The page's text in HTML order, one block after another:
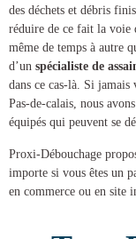
des déchets et débris
réduire de ce fait la voie
même de temps à autre
d’un spécialiste de
dans ce cas-là. Si
Pas-de-calais, nous
équipés qui peuvent se
Proxi-Débouchage
importe si vous êtes un
en commerce ou en site